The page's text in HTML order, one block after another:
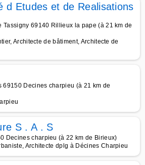
d Etudes et de Realisations
Tassigny 69140 Rillieux la pape (à 21 km de
Architecte de bâtiment, Architecte de
69150 Decines charpieu (à 21 km de
S . A . S
Decines charpieu (à 22 km de Birieux)
Architecte dplg à Décines Charpieu